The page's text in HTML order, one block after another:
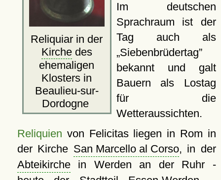
Reliquiar in der
Kirchedes
ehemaligen
Klosters in
Beaulieu-sur-
Dordogne
Im deutschen
Sprachraum ist der
Tag auch als
Siebenbrüdertag
bekannt und galt
Bauern als Lostag
für die
Wetteraussichten.
Reliquien von Felicitas liegen in Rom in
der Kirche San Marcello al Corso, in der
Abteikirchein Werden an der Ruhr -